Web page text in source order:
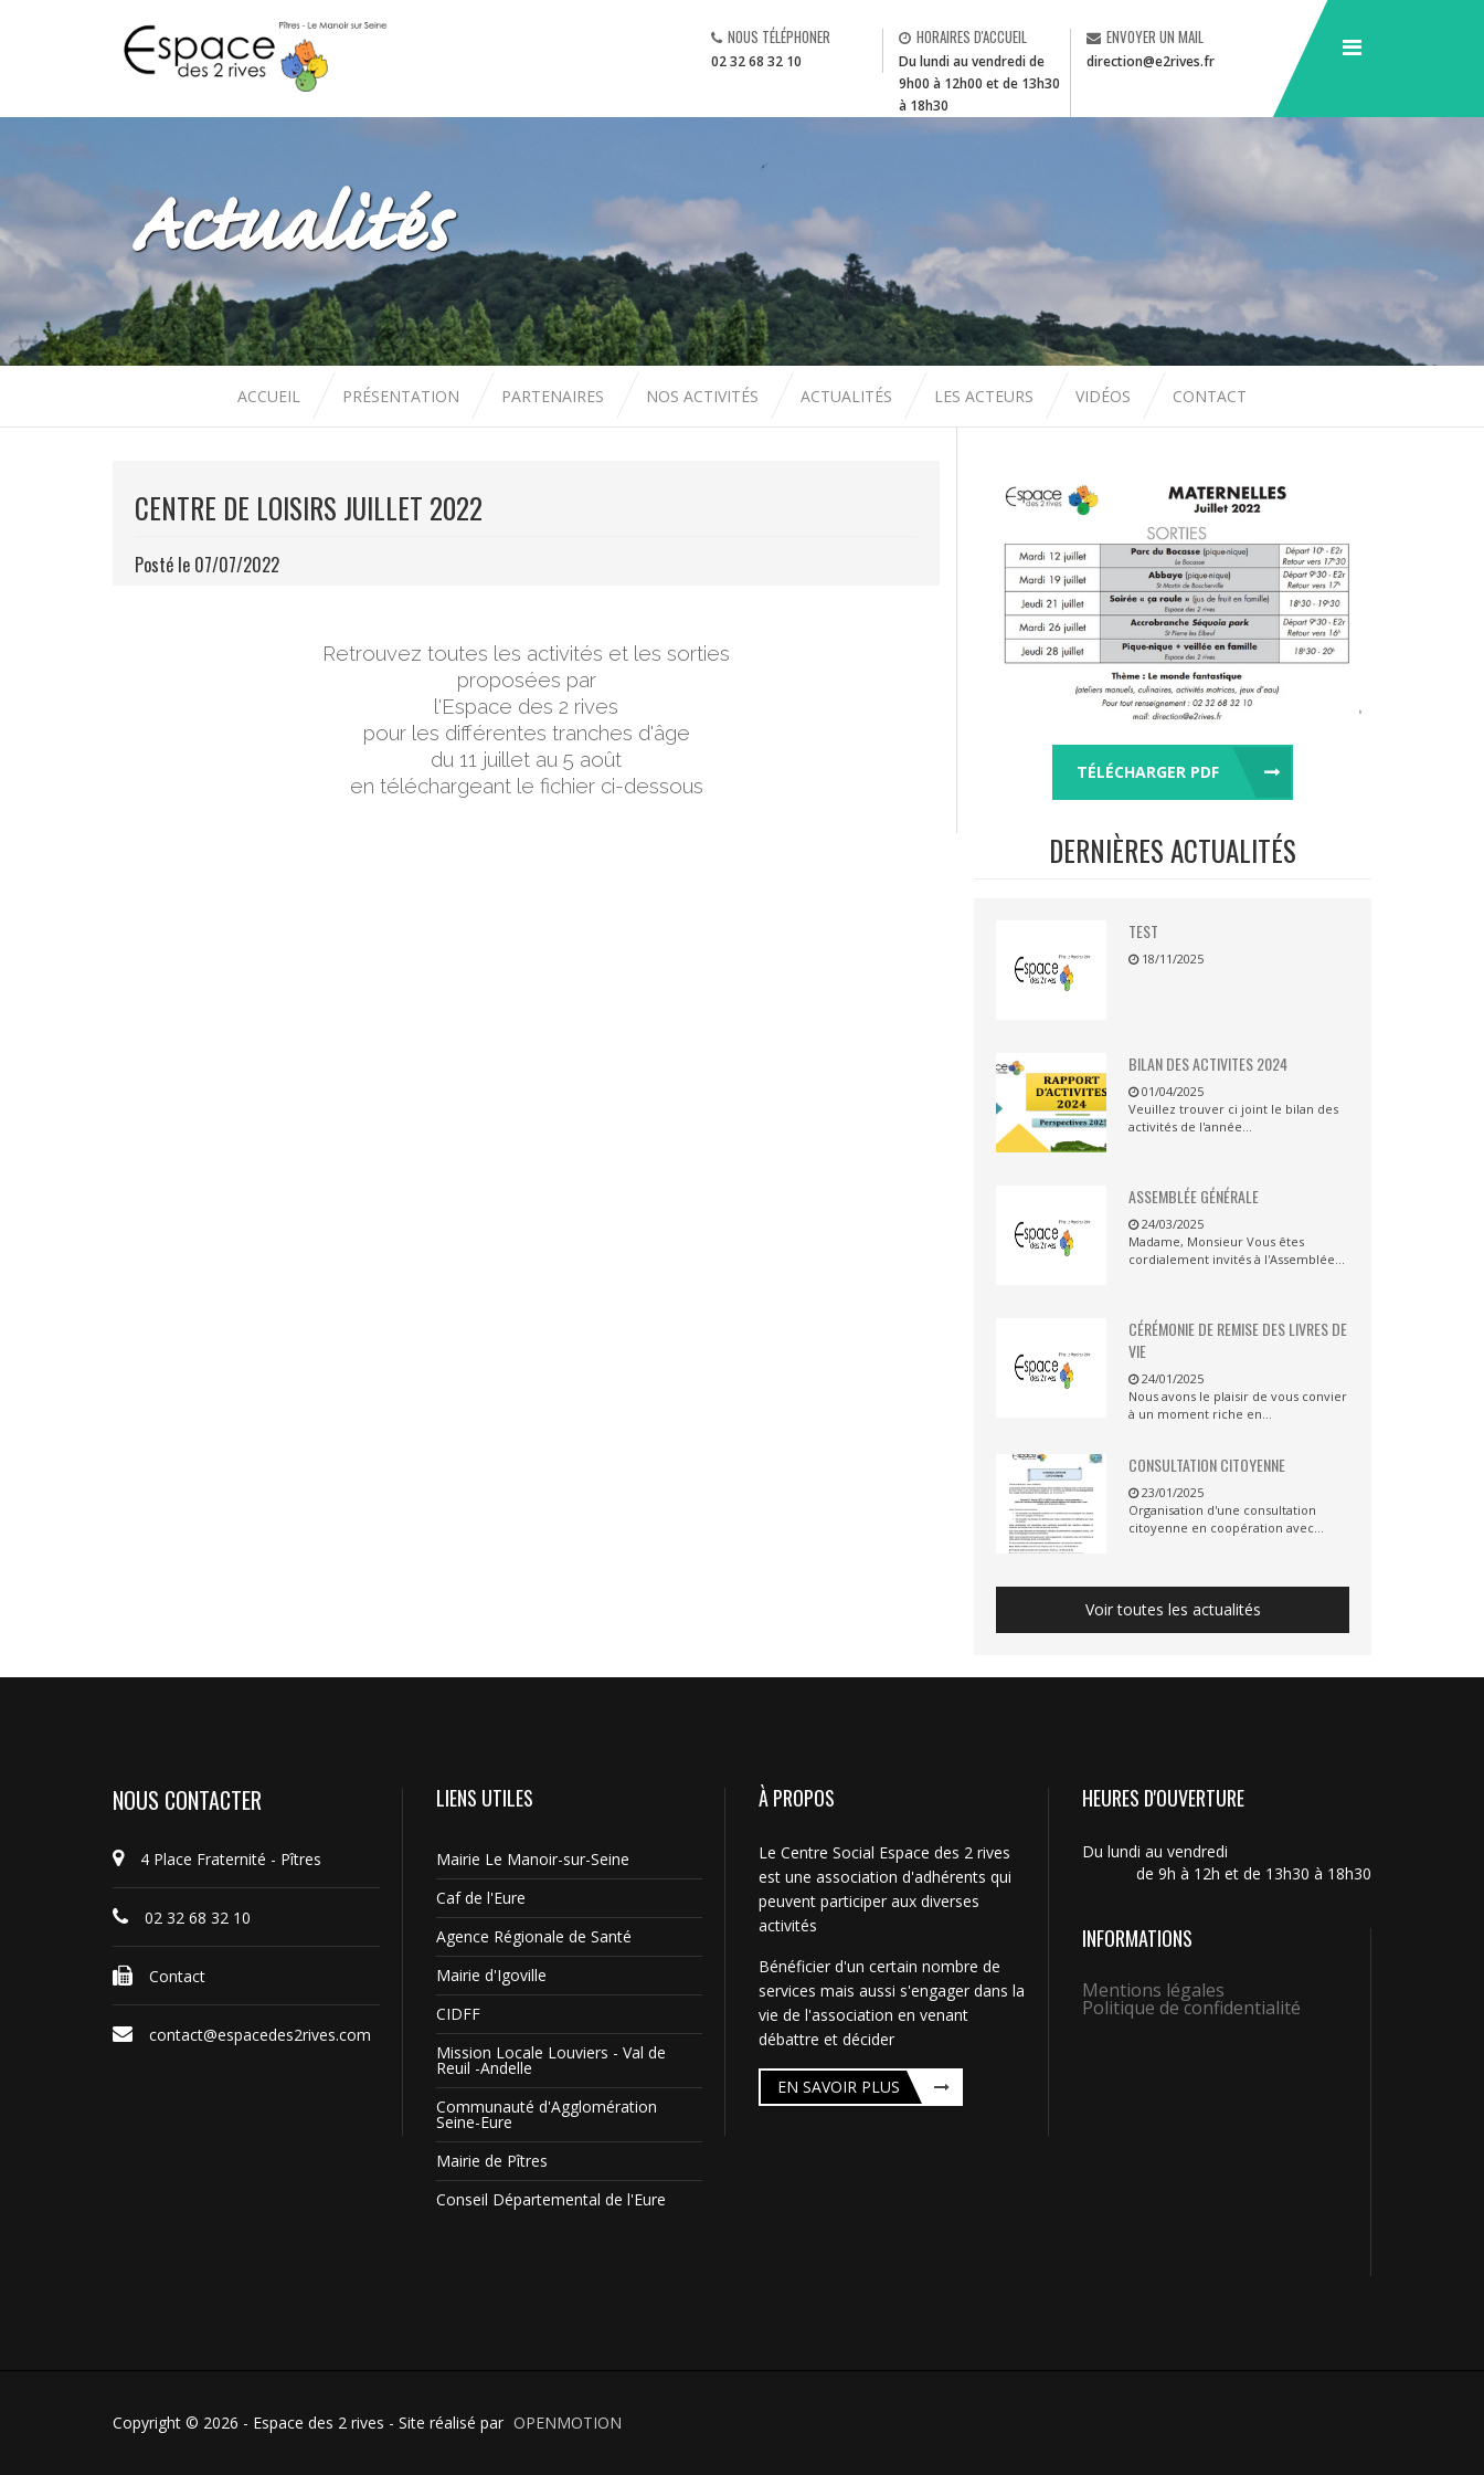
NOUS TÉLÉPHONER
02 32 68 32 10
HORAIRES D'ACCUEIL
Du lundi au vendredi de
9h00 à 12h00 et de 13h30
à 18h30
ENVOYER UN MAIL
direction@e2rives.fr
Actualités
ACCUEIL PRÉSENTATION PARTENAIRES NOS ACTIVITÉS ACTUALITÉS LES ACTEURS VIDÉOS CONTACT
CENTRE DE LOISIRS JUILLET 2022
Posté le 07/07/2022
Retrouvez toutes les activités et les sorties
proposées par
l'Espace des 2 rives
pour les différentes tranches d'âge
du 11 juillet au 5 août
en téléchargeant le fichier ci-dessous
TÉLÉCHARGER PDF
DERNIÈRES ACTUALITÉS
TEST
18/11/2025
BILAN DES ACTIVITES 2024
01/04/2025
Veuillez trouver ci joint le bilan des
activités de l'année...
ASSEMBLÉE GÉNÉRALE
24/03/2025
Madame, Monsieur Vous êtes
cordialement invités à l'Assemblée...
CÉRÉMONIE DE REMISE DES LIVRES DE
VIE
24/01/2025
Nous avons le plaisir de vous convier
à un moment riche en...
CONSULTATION CITOYENNE
23/01/2025
Organisation d'une consultation
citoyenne en coopération avec...
Voir toutes les actualités
NOUS CONTACTER
4 Place Fraternité - Pîtres
02 32 68 32 10
Contact
contact@espacedes2rives.com
LIENS UTILES
Mairie Le Manoir-sur-Seine
Caf de l'Eure
Agence Régionale de Santé
Mairie d'Igoville
CIDFF
Mission Locale Louviers - Val de
Reuil -Andelle
Communauté d'Agglomération
Seine-Eure
Mairie de Pîtres
Conseil Départemental de l'Eure
À PROPOS
Le Centre Social Espace des 2 rives
est une association d'adhérents qui
peuvent participer aux diverses
activités
Bénéficier d'un certain nombre de
services mais aussi s'engager dans la
vie de l'association en venant
débattre et décider
EN SAVOIR PLUS
HEURES D'OUVERTURE
Du lundi au vendredi
de 9h à 12h et de 13h30 à 18h30
INFORMATIONS
Mentions légales
Politique de confidentialité
Copyright © 2026 - Espace des 2 rives - Site réalisé par OPENMOTION